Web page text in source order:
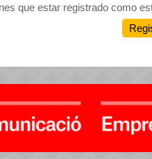
que estar registrado como